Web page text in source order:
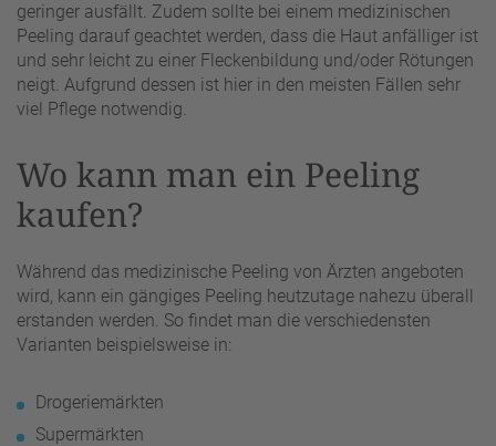
geringer ausfällt. Zudem sollte bei einem medizinischen
Peeling darauf geachtet werden, dass die Haut anfälliger ist
und sehr leicht zu einer Fleckenbildung und/oder Rötungen
neigt. Aufgrund dessen ist hier in den meisten Fällen sehr
viel Pflege notwendig.
Wo kann man ein Peeling
kaufen?
Während das medizinische Peeling von Ärzten angeboten
wird, kann ein gängiges Peeling heutzutage nahezu überall
erstanden werden. So findet man die verschiedensten
Varianten beispielsweise in:
Drogeriemärkten
Supermärkten